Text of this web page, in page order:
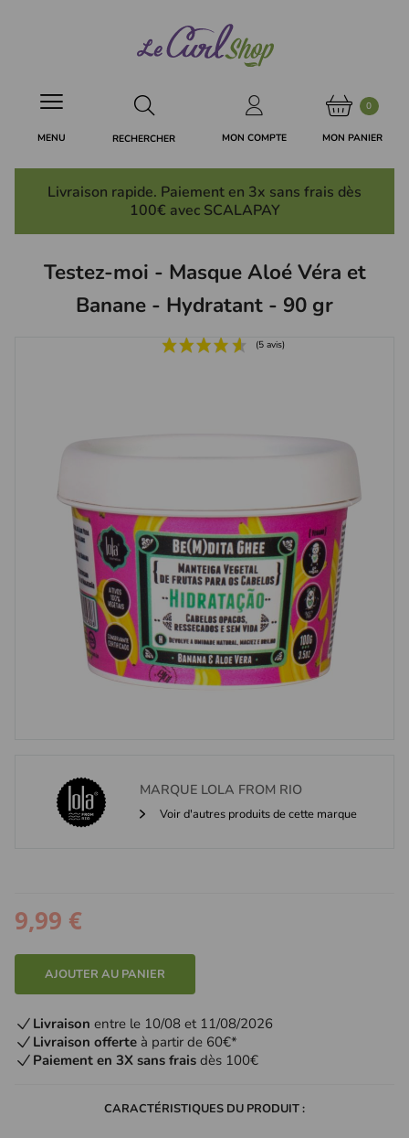
MON COMPTE
0
MON PANIER
RECHERCHER
MENU
Livraison rapide. Paiement en 3x sans frais dès
100€ avec SCALAPAY
Testez-moi - Masque Aloé Véra et
Banane - Hydratant - 90 gr
MARQUE LOLA FROM RIO
Voir d'autres produits de cette marque
9,99 €
AJOUTER AU PANIER
Livraison entre le 10/08 et 11/08/2026
Livraison offerte à partir de 60€*
Paiement en 3X sans frais dès 100€
CARACTÉRISTIQUES DU PRODUIT :